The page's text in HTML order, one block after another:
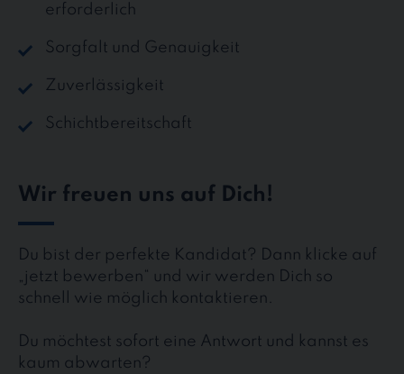
erforderlich
Sorgfalt und Genauigkeit
Zuverlässigkeit
Schichtbereitschaft
Wir freuen uns auf Dich!
Du bist der perfekte Kandidat? Dann klicke auf
„jetzt bewerben“ und wir werden Dich so
schnell wie möglich kontaktieren.
Du möchtest sofort eine Antwort und kannst es
kaum abwarten?